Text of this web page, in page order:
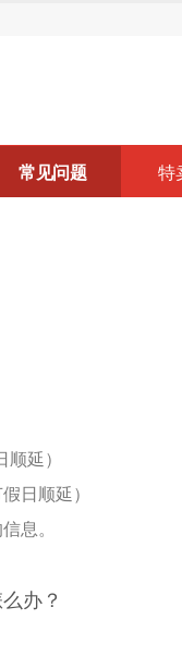
常见问题 特
延）
日顺延）
息。
办？